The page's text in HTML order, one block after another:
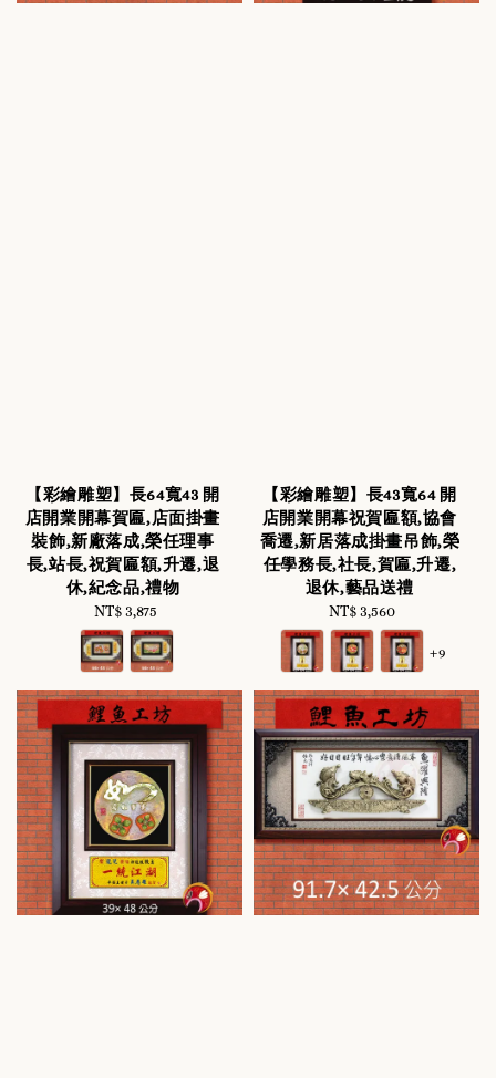
【彩繪雕塑】長64寬43 開
店開業開幕賀匾,店面掛畫
裝飾,新廠落成,榮任理事
長,站長,祝賀匾額,升遷,退
休,紀念品,禮物
Regular
price
NT$ 3,875
【彩繪雕塑】長43寬64 開
店開業開幕祝賀匾額,協會
喬遷,新居落成掛畫吊飾,榮
任學務長,社長,賀匾,升遷,
退休,藝品送禮
Regular
price
NT$ 3,560
+9